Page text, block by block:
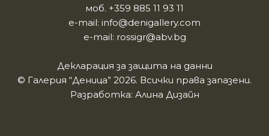
моб. +359 885 11 93 11
e-mail: info@denigallery.com
e-mail: rossigr@abv.bg
Декларация за защита на данни
© Галерия “Деница” 2026. Всички права запазени.
Разработка: Алина Дизайн